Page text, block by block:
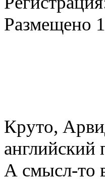
Размещено
Круто,
английский
А смысл-то